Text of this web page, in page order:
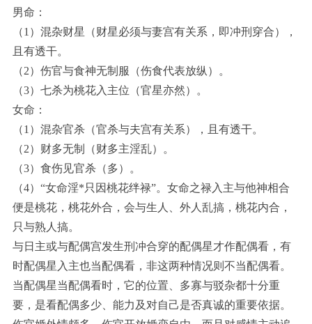
男命：
（1）混杂财星（财星必须与妻宫有关系，即冲刑穿合），
且有透干。
（2）伤官与食神无制服（伤食代表放纵）。
（3）七杀为桃花入主位（官星亦然）。
女命：
（1）混杂官杀（官杀与夫宫有关系），且有透干。
（2）财多无制（财多主淫乱）。
（3）食伤见官杀（多）。
（4）“女命淫*只因桃花绊禄”。女命之禄入主与他神相合
便是桃花，桃花外合，会与生人、外人乱搞，桃花内合，
只与熟人搞。
与日主或与配偶宫发生刑冲合穿的配偶星才作配偶看，有
时配偶星入主也当配偶看，非这两种情况则不当配偶看。
当配偶星当配偶看时，它的位置、多寡与驳杂都十分重
要，是看配偶多少、能力及对自己是否真诚的重要依据。